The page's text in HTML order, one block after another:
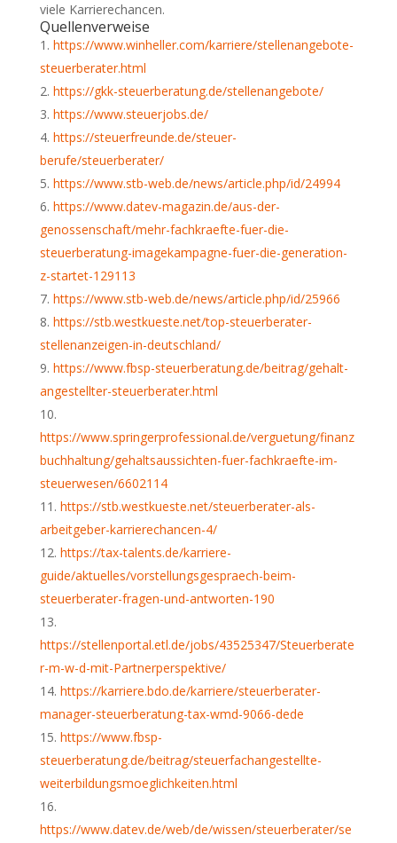
viele Karrierechancen.
Quellenverweise
https://www.winheller.com/karriere/stellenangebote-
steuerberater.html
https://gkk-steuerberatung.de/stellenangebote/
https://www.steuerjobs.de/
https://steuerfreunde.de/steuer-
berufe/steuerberater/
https://www.stb-web.de/news/article.php/id/24994
https://www.datev-magazin.de/aus-der-
genossenschaft/mehr-fachkraefte-fuer-die-
steuerberatung-imagekampagne-fuer-die-generation-
z-startet-129113
https://www.stb-web.de/news/article.php/id/25966
https://stb.westkueste.net/top-steuerberater-
stellenanzeigen-in-deutschland/
https://www.fbsp-steuerberatung.de/beitrag/gehalt-
angestellter-steuerberater.html
https://www.springerprofessional.de/verguetung/finanz
buchhaltung/gehaltsaussichten-fuer-fachkraefte-im-
steuerwesen/6602114
https://stb.westkueste.net/steuerberater-als-
arbeitgeber-karrierechancen-4/
https://tax-talents.de/karriere-
guide/aktuelles/vorstellungsgespraech-beim-
steuerberater-fragen-und-antworten-190
https://stellenportal.etl.de/jobs/43525347/Steuerberate
r-m-w-d-mit-Partnerperspektive/
https://karriere.bdo.de/karriere/steuerberater-
manager-steuerberatung-tax-wmd-9066-dede
https://www.fbsp-
steuerberatung.de/beitrag/steuerfachangestellte-
weiterbildungsmoeglichkeiten.html
https://www.datev.de/web/de/wissen/steuerberater/se